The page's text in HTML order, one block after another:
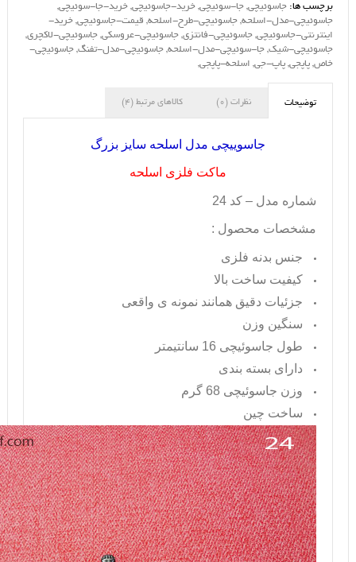
برچسب ها: جاسوئیچی, جا-سوئیچی, خرید-جاسوئیچی, خرید-جا-سوئیچی,
جاسوئیچی-مدل-اسلحه, جاسوئیچی-طرح-اسلحه, قیمت-جاسوئیچی, خرید-
اینترنتی-جاسوئیچی, جاسوئیچی-فانتزی, جاسوئیچی-عروسکی, جاسوئیچی-لاکچری,
جاسوئیچی-شیک, جا-سوئیچی-مدل-اسلحه, جاسوئیچی-مدل-تفنگ, جاسوئیچی-
خاص, پاپجی, پاپ-جی, اسلحه-پاپجی,
توضیحات نظرات (0) کالاهای مرتبط (4)
جاسوییچی مدل اسلحه سایز بزرگ
ماکت فلزی اسلحه
شماره مدل – کد 24
مشخصات محصول :
جنس بدنه فلزی
کیفیت ساخت بالا
جزئیات دقیق همانند نمونه ی واقعی
سنگین وزن
طول جاسوئیچی 16 سانتیمتر
دارای بسته بندی
وزن جاسوئیچی 68 گرم
ساخت چین